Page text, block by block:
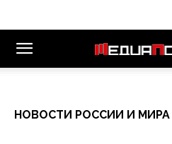
НОВОСТИ РОССИИ И МИРА